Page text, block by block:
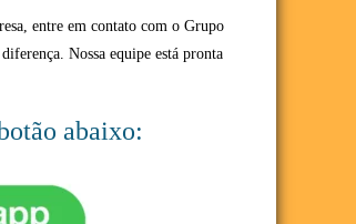
entre em contato com o Grupo
Nossa equipe está pronta
abaixo: